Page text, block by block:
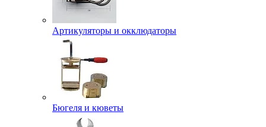
Артикуляторы и окклюдаторы
Бюгеля и кюветы